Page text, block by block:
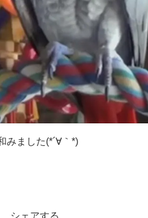
みました(*´∀｀*)
シェアする